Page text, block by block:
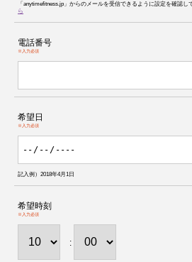
「anytimefitness.jp」からのメールを受信できるように設定を確認し
ら
電話番号
※入力必須
希望日
※入力必須
記入例）2018年4月1日
希望時刻
※入力必須
: